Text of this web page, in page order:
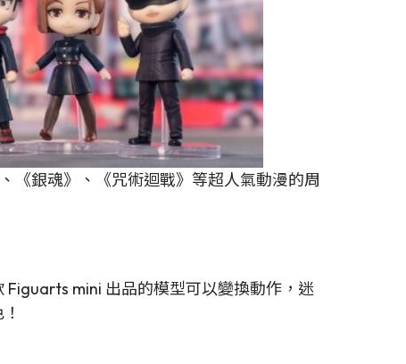
《銀魂》、《咒術迴戰》等超人氣動漫的周
mini 出品的模型可以變換動作，迷